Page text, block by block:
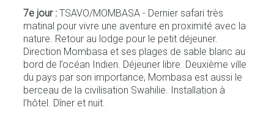
7e jour : TSAVO/MOMBASA - Dernier safari très
matinal pour vivre une aventure en proximité avec la
nature. Retour au lodge pour le petit déjeuner.
Direction Mombasa et ses plages de sable blanc au
bord de l’océan Indien. Déjeuner libre. Deuxième ville
du pays par son importance, Mombasa est aussi le
berceau de la civilisation Swahilie. Installation à
l’hôtel. Dîner et nuit.